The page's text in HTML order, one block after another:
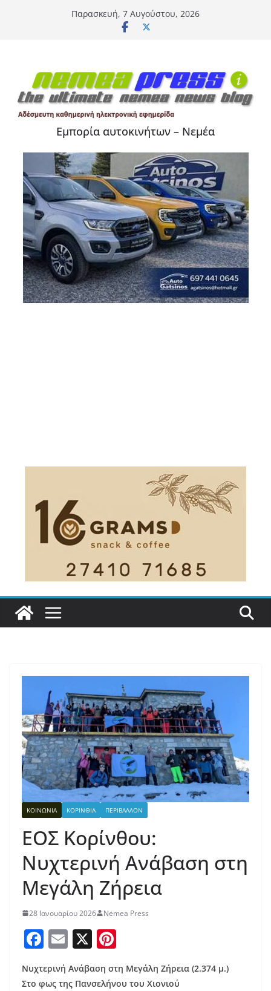
Παρασκευή, 7 Αυγούστου, 2026
Εμπορία αυτοκινήτων – Νεμέα
ΚΟΙΝΩΝΙΑ ΚΟΡΙΝΘΙΑ ΠΕΡΙΒΑΛΛΟΝ
ΕΟΣ Κορίνθου:
Νυχτερινή Ανάβαση στη
Μεγάλη Ζήρεια
28 Ιανουαρίου 2026 Nemea Press
F
c
E
m
ai
X
er
Νυχτερινή Ανάβαση στη Μεγάλη Ζήρεια (2.374 μ.)
Στο φως της Πανσελήνου του Χιονιού